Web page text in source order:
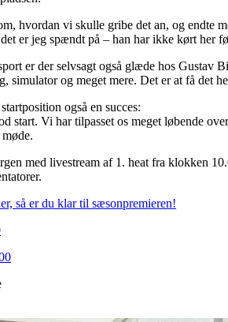
hvordan vi skulle gribe det an, og
er jeg spændt på – han har ikke kørt her
er der selvsagt også glæde hos Gustav
simulator og meget mere. Det er at få det
også en succes:
start. Vi har tilpasset os meget løbende
med livestream af 1. heat fra klokken
så er du klar til sæsonpremieren!